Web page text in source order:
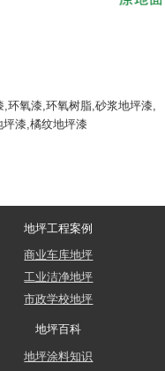
环氧漆,环氧树脂,砂浆地坪漆,
漆,橘纹地坪漆
地坪工程案例
商业车库地坪
工业洁净地坪
市政学校地坪
地坪百科
地坪涂料知识